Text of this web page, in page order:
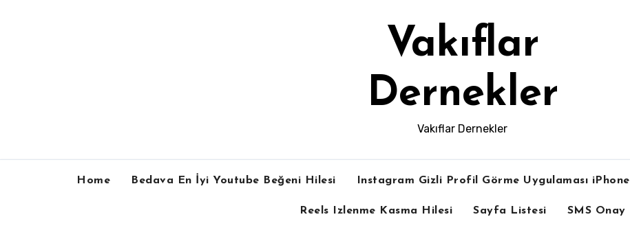
Vakıflar
Dernekler
Vakıflar Dernekler
Home Bedava En İyi Youtube Beğeni Hilesi Instagram Gizli Profil Görme Uygulaması iPhone
Reels Izlenme Kasma Hilesi Sayfa Listesi SMS Onay